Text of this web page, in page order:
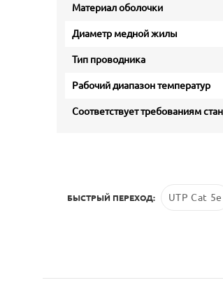
Материал оболочки
Диаметр медной жилы
Тип проводника
Рабочий диапазон температур
Соответствует требованиям
БЫСТРЫЙ ПЕРЕХОД: UTP Cat 5e